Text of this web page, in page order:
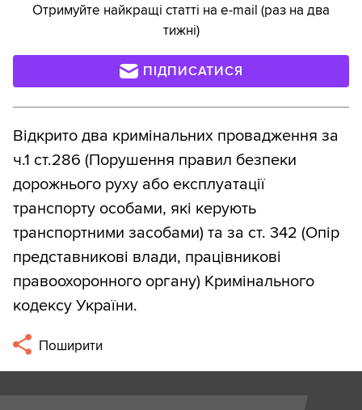
Отримуйте найкращі статті на e-mail (раз на два
тижні)
ПІДПИСАТИСЯ
Відкрито два кримінальних провадження за
ч.1 ст.286 (Порушення правил безпеки
дорожнього руху або експлуатації
транспорту особами, які керують
транспортними засобами) та за ст. 342 (Опір
представникові влади, працівникові
правоохоронного органу) Кримінального
кодексу України.
Поширити